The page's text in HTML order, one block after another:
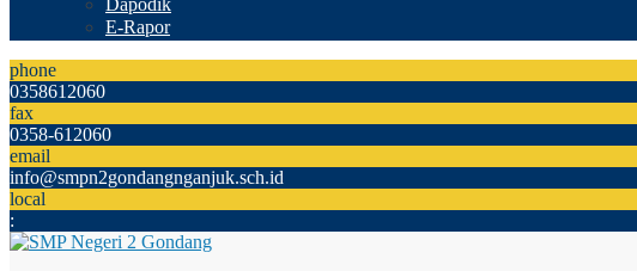
Dapodik
E-Rapor
phone
0358612060
fax
0358-612060
email
info@smpn2gondangnganjuk.sch.id
local
: